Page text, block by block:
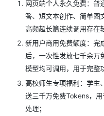
网页端个人永久免费：普
答、短文本创作、简单图
高频超长篇连续调用存在
新用户商用免费额度：完
后，一次性发放七千余万
模型均可调用，用于完整
高校师生专项福利：学生
送三千万免费Tokens，
处理；